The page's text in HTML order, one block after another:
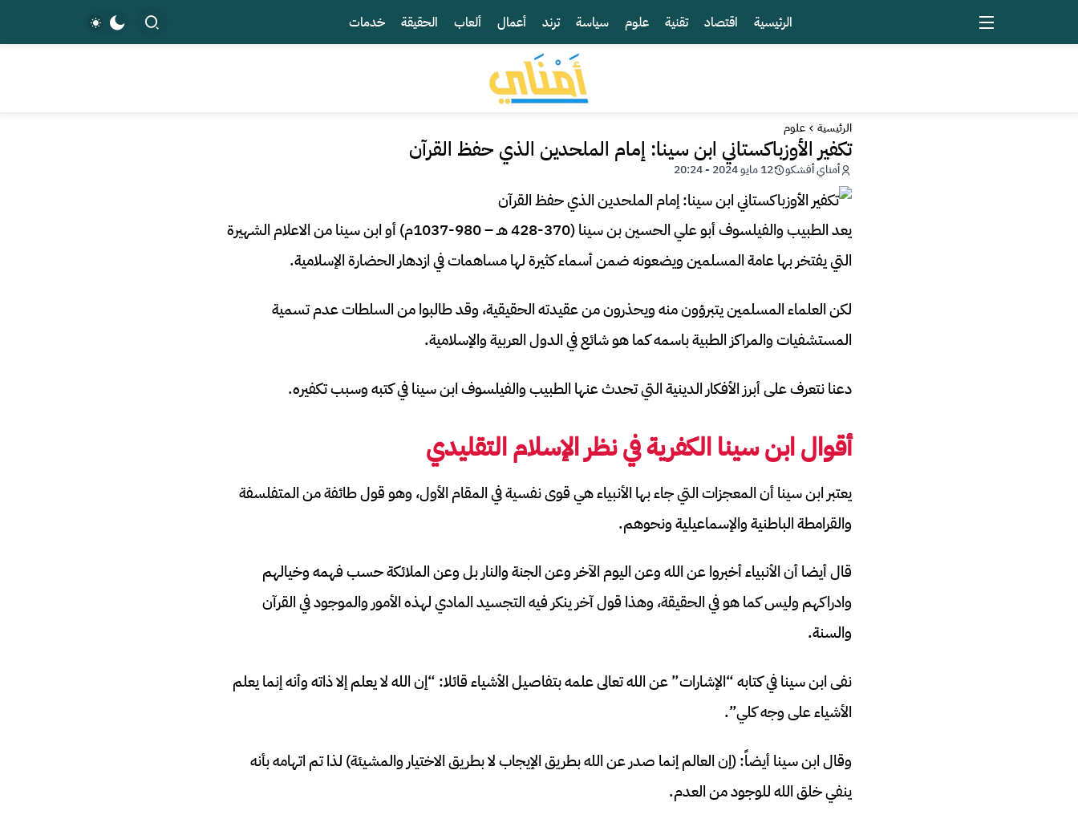
الرئيسية اقتصاد تقنية علوم سياسة ترند أعمال ألعاب الحقيقة خدمات
الرئيسية علوم
تكفير الأوزباكستاني ابن سينا: إمام الملحدين الذي حفظ القرآن
أمناي أفشكو 12 مايو 2024 - 20:24
يعد الطبيب والفيلسوف أبو علي الحسين بن سينا (370-428 هـ – 980-1037م) أو ابن سينا من الاعلام الشهيرة
التي يفتخر بها عامة المسلمين ويضعونه ضمن أسماء كثيرة لها مساهمات في ازدهار الحضارة الإسلامية.
لكن العلماء المسلمين يتبرؤون منه ويحذرون من عقيدته الحقيقية، وقد طالبوا من السلطات عدم تسمية
المستشفيات والمراكز الطبية باسمه كما هو شائع في الدول العربية والإسلامية.
دعنا نتعرف على أبرز الأفكار الدينية التي تحدث عنها الطبيب والفيلسوف ابن سينا في كتبه وسبب تكفيره.
أقوال ابن سينا الكفريةفي نظر الإسلام التقليدي
يعتبر ابن سينا أن المعجزات التي جاء بها الأنبياء هي قوى نفسية في المقام الأول، وهو قول طائفة من المتفلسفة
والقرامطة الباطنية والإسماعيلية ونحوهم.
قال أيضا أن الأنبياء أخبروا عن الله وعن اليوم الآخر وعن الجنة والنار بل وعن الملائكة حسب فهمه وخيالهم
وادراكهم وليس كما هو في الحقيقة، وهذا قول آخر ينكر فيه التجسيد المادي لهذه الأمور والموجود في القرآن
والسنة.
نفى ابن سينا في كتابه “الإشارات” عن الله تعالى علمه بتفاصيل الأشياء قائلا: “إن الله لا يعلم إلا ذاته وأنه إنما يعلم
الأشياء على وجه كلي”.
وقال ابن سينا أيضاً: (إن العالم إنما صدر عن الله بطريق الإيجاب لا بطريق الاختيار والمشيئة) لذا تم اتهامه بأنه
ينفي خلق الله للوجود من العدم.